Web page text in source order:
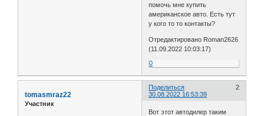
помочь мне купить
американское авто. Есть тут
у кого то то контакты?
Отредактировано Roman2626
(11.09.2022 10:03:17)
0
Поделиться
2
30.08.2022 16:53:39
tomasmraz22
Участник
Вот этот автодилер таким